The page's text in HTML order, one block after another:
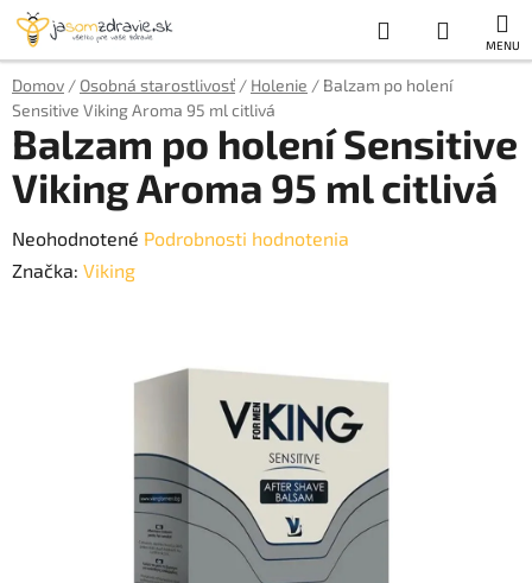
Prejsť
obsah
Hľadať
KOŠÍK
Domov / Osobná starostlivosť / Holenie / Balzam po holení
Sensitive Viking Aroma 95 ml citlivá
Balzam po holení Sensitive
Viking Aroma 95 ml citlivá
Priemerné
hodnotenie
Neohodnotené Podrobnosti hodnotenia
Značka: Viking